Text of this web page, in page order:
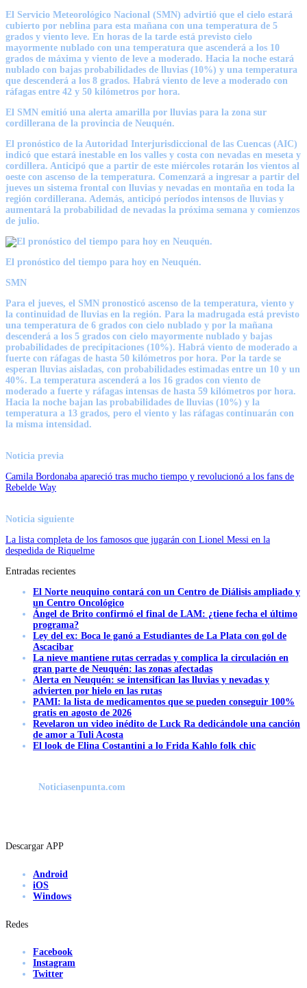
El Servicio Meteorológico Nacional (SMN) advirtió que el cielo estará
cubierto por neblina para esta mañana con una temperatura de 5
grados y viento leve. En horas de la tarde está previsto cielo
mayormente nublado con una temperatura que ascenderá a los 10
grados de máxima y viento de leve a moderado. Hacia la noche estará
nublado con bajas probabilidades de lluvias (10%) y una temperatura
que descenderá a los 8 grados. Habrá viento de leve a moderado con
ráfagas entre 42 y 50 kilómetros por hora.
El SMN emitió una alerta amarilla por lluvias para la zona sur
cordillerana de la provincia de Neuquén.
El pronóstico de la Autoridad Interjurisdiccional de las Cuencas (AIC)
indicó que estará inestable en los valles y costa con nevadas en meseta y
cordillera. Anticipó que a partir de este miércoles rotarán los vientos al
oeste con ascenso de la temperatura. Comenzará a ingresar a partir del
jueves un sistema frontal con lluvias y nevadas en montaña en toda la
región cordillerana. Además, anticipó períodos intensos de lluvias y
aumentará la probabilidad de nevadas la próxima semana y comienzos
de julio.
El pronóstico del tiempo para hoy en Neuquén.
SMN
Para el jueves, el SMN pronosticó ascenso de la temperatura, viento y
la continuidad de lluvias en la región. Para la madrugada está previsto
una temperatura de 6 grados con cielo nublado y por la mañana
descenderá a los 5 grados con cielo mayormente nublado y bajas
probabilidades de precipitaciones (10%). Habrá viento de moderado a
fuerte con ráfagas de hasta 50 kilómetros por hora. Por la tarde se
esperan lluvias aisladas, con probabilidades estimadas entre un 10 y un
40%. La temperatura ascenderá a los 16 grados con viento de
moderado a fuerte y ráfagas intensas de hasta 59 kilómetros por hora.
Hacia la noche bajan las probabilidades de lluvias (10%) y la
temperatura a 13 grados, pero el viento y las ráfagas continuarán con
la misma intensidad.
Noticia previa
Camila Bordonaba apareció tras mucho tiempo y revolucionó a los fans de
Rebelde Way
Noticia siguiente
La lista completa de los famosos que jugarán con Lionel Messi en la
despedida de Riquelme
Entradas recientes
El Norte neuquino contará con un Centro de Diálisis ampliado y
un Centro Oncológico
Ángel de Brito confirmó el final de LAM: ¿tiene fecha el último
programa?
Ley del ex: Boca le ganó a Estudiantes de La Plata con gol de
Ascacibar
La nieve mantiene rutas cerradas y complica la circulación en
gran parte de Neuquén: las zonas afectadas
Alerta en Neuquén: se intensifican las lluvias y nevadas y
advierten por hielo en las rutas
PAMI: la lista de medicamentos que se pueden conseguir 100%
gratis en agosto de 2026
Revelaron un video inédito de Luck Ra dedicándole una canción
de amor a Tuli Acosta
El look de Elina Costantini a lo Frida Kahlo folk chic
Noticiasenpunta.com
Descargar APP
Android
iOS
Windows
Redes
Facebook
Instagram
Twitter